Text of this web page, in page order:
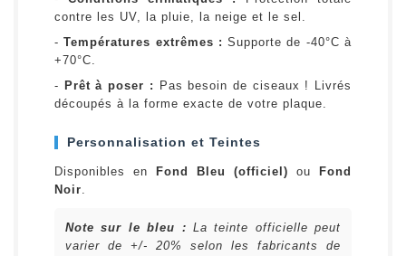
contre les UV, la pluie, la neige et le sel.
-Températures extrêmes : Supporte de -40°C à
+70°C.
- Prêt à poser :
Pas besoin de ciseaux ! Livrés
découpés à la forme exacte de votre plaque.
Personnalisation et Teintes
Disponibles en Fond Bleu (officiel) ou
Fond
Noir.
Note sur le bleu : La teinte officielle peut
varier de +/- 20% selon les fabricants de